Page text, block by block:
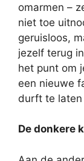
omarmen –
niet toe
geruisloos,
jezelf terug
het punt om
een nieuwe
durft te laten
De donkere